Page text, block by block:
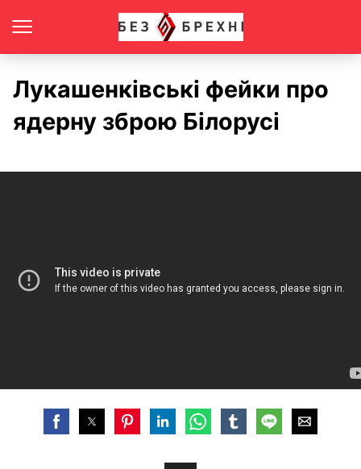
Лукашенківські фейки про
ядерну зброю Білорусі